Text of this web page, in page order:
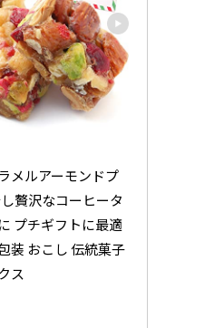
メルアーモンドプ
贅沢なコーヒータ
プチギフトに最適
装 おこし 伝統菓子
ス